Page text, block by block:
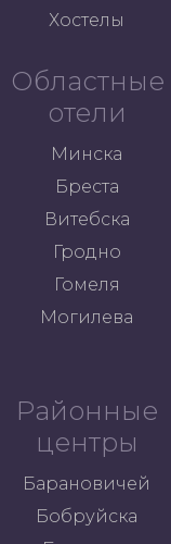
Хостелы
Областные
отели
Минска
Бреста
Витебска
Гродно
Гомеля
Могилева
Районные
центры
Барановичей
Бобруйска